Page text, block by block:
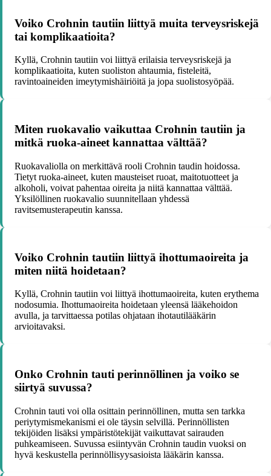
Voiko Crohnin tautiin liittyä muita terveysriskejä
tai komplikaatioita?
Kyllä, Crohnin tautiin voi liittyä erilaisia terveysriskejä ja
komplikaatioita, kuten suoliston ahtaumia, fisteleitä,
ravintoaineiden imeytymishäiriöitä ja jopa suolistosyöpää.
Miten ruokavalio vaikuttaa Crohnin tautiin ja
mitkä ruoka-aineet kannattaa välttää?
Ruokavaliolla on merkittävä rooli Crohnin taudin hoidossa.
Tietyt ruoka-aineet, kuten mausteiset ruoat, maitotuotteet ja
alkoholi, voivat pahentaa oireita ja niitä kannattaa välttää.
Yksilöllinen ruokavalio suunnitellaan yhdessä
ravitsemusterapeutin kanssa.
Voiko Crohnin tautiin liittyä ihottumaoireita ja
miten niitä hoidetaan?
Kyllä, Crohnin tautiin voi liittyä ihottumaoireita, kuten erythema
nodosumia. Ihottumaoireita hoidetaan yleensä lääkehoidon
avulla, ja tarvittaessa potilas ohjataan ihotautilääkärin
arvioitavaksi.
Onko Crohnin tauti perinnöllinen ja voiko se
siirtyä suvussa?
Crohnin tauti voi olla osittain perinnöllinen, mutta sen tarkka
periytymismekanismi ei ole täysin selvillä. Perinnöllisten
tekijöiden lisäksi ympäristötekijät vaikuttavat sairauden
puhkeamiseen. Suvussa esiintyvän Crohnin taudin vuoksi on
hyvä keskustella perinnöllisyysasioista lääkärin kanssa.